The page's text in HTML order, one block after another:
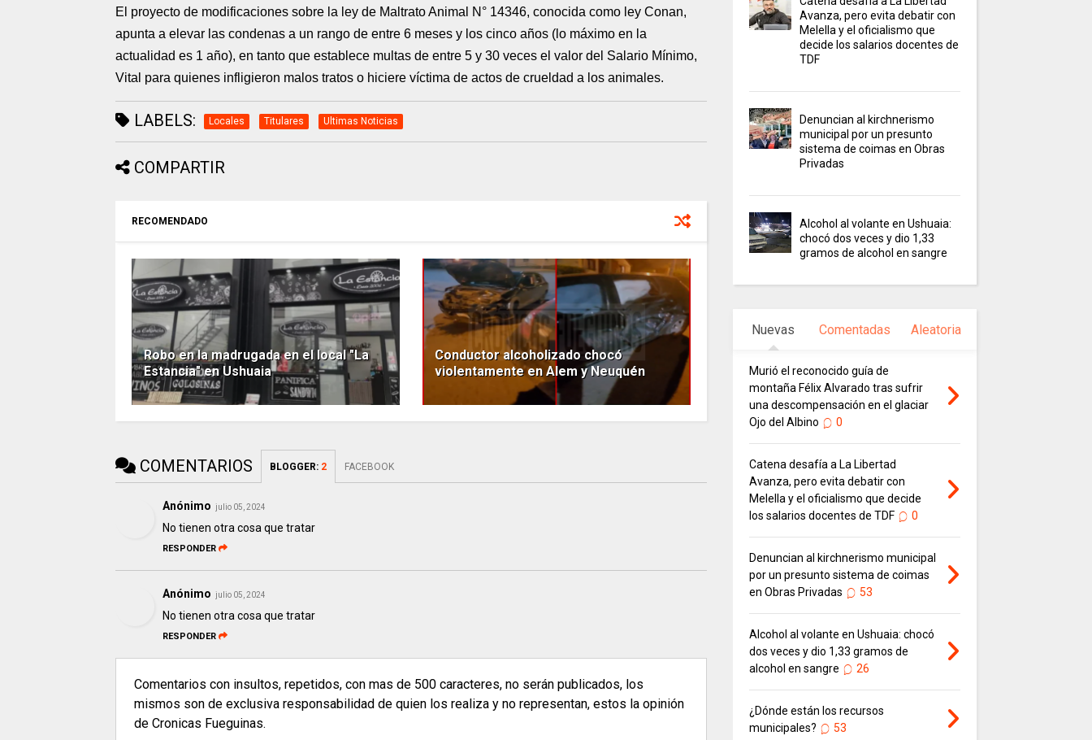
El proyecto de modificaciones sobre la ley de Maltrato Animal N° 14346, conocida como ley Conan,
apunta a elevar las condenas a un rango de entre 6 meses y los cinco años (lo máximo en la
actualidad es 1 año), en tanto que establece multas de entre 5 y 30 veces el valor del Salario Mínimo,
Vital para quienes infligieron malos tratos o hiciere víctima de actos de crueldad a los animales.
LABELS: Locales Titulares Ultimas Noticias
COMPARTIR
RECOMENDADO
Robo en la madrugada en el local "La
Estancia" en Ushuaia
Conductor alcoholizado chocó
violentamente en Alem y Neuquén
COMENTARIOS BLOGGER: 2 FACEBOOK
Anónimo julio 05, 2024
No tienen otra cosa que tratar
RESPONDER
Anónimo julio 05, 2024
No tienen otra cosa que tratar
RESPONDER
Comentarios con insultos, repetidos, con mas de 500 caracteres, no serán publicados, los
mismos son de exclusiva responsabilidad de quien los realiza y no representan, estos la opinión
de Cronicas Fueguinas.
Avanza, pero evita debatir con
Melella y el oficialismo que
decide los salarios docentes de
TDF
Denuncian al kirchnerismo
municipal por un presunto
sistema de coimas en Obras
Privadas
Alcohol al volante en Ushuaia:
chocó dos veces y dio 1,33
gramos de alcohol en sangre
Nuevas Comentadas Aleatoria
Murió el reconocido guía de
montaña Félix Alvarado tras sufrir
una descompensación en el glaciar
Ojo del Albino
0
Catena desafía a La Libertad
Avanza, pero evita debatir con
Melella y el oficialismo que decide
los salarios docentes de TDF
0
Denuncian al kirchnerismo municipal
por un presunto sistema de coimas
en Obras Privadas
53
Alcohol al volante en Ushuaia: chocó
dos veces y dio 1,33 gramos de
alcohol en sangre
26
¿Dónde están los recursos
municipales?
53